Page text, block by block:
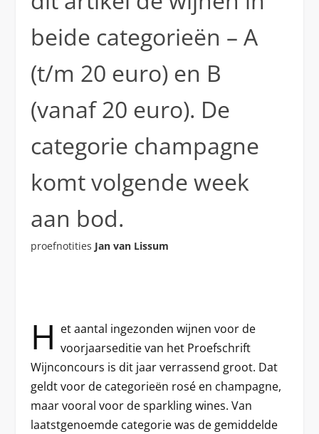
beide categorieën – A
(t/m 20 euro) en B
(vanaf 20 euro). De
categorie champagne
komt volgende week
aan bod.
proefnotities Jan van Lissum
H et aantal ingezonden wijnen voor de
voorjaarseditie van het Proefschrift
Wijnconcours is dit jaar verrassend groot. Dat
geldt voor de categorieën rosé en champagne,
maar vooral voor de sparkling wines. Van
laatstgenoemde categorie was de gemiddelde